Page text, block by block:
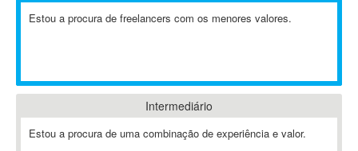
A-GPS
ABAP
Abaqus
ABBYY FineReader
Estou a procura de freelancers com os menores valores.
Intermediário
Estou a procura de uma combinação de experiência e valor.